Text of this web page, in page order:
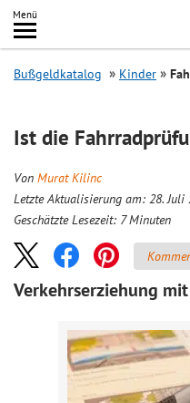
Inhalt
springen
Menü
Bußgeldkatalog Kinder
Ist die
Von Murat Kilinc
Letzte Aktualisierung am: 28. Juli
Geschätzte Lesezeit: 7 Minuten
Verkehrserziehung